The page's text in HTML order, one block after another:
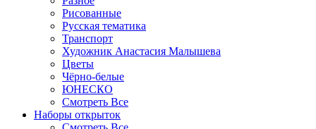
Рисованные
Русская тематика
Транспорт
Художник Анастасия Малышева
Цветы
Чёрно-белые
ЮНЕСКО
Смотреть Все
Наборы открыток